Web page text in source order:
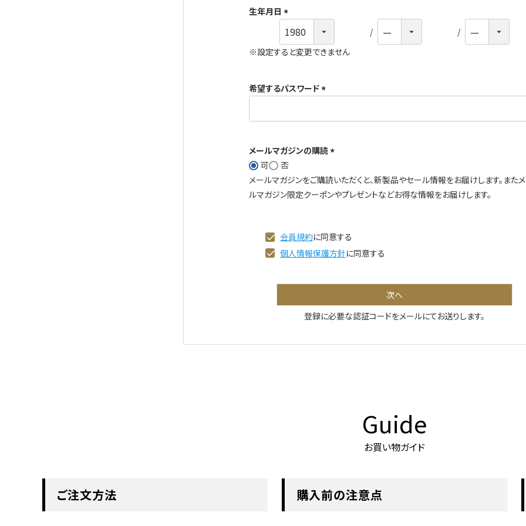
生年月日
(
必
須
※設定すると変更できません
希望するパスワード
必
)
メールマガジンの購読
必
須
可
否
メールマガジンをご購読いただくと、新製品やセール情報をお届けします。また
ルマガジン限定クーポンやプレゼントなどお得な情報をお届けします。
会員規約に同意する
個人情報保護方針に同意する
次へ
登録に必要な認証コードをメールにてお送りします。
Guide
お買い物ガイド
ご注文方法 購入前の注意点